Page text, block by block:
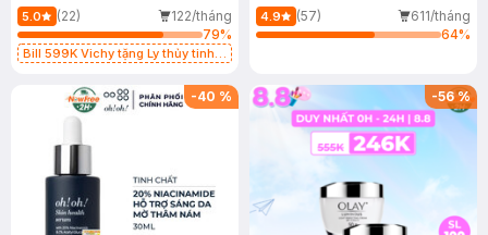
Night
5.0 (22)
122/tháng
79%
Bill 599K Vichy tặng Ly thủy tinh
Cream
4.9 (57)
611/tháng
64%
-40 % -56%